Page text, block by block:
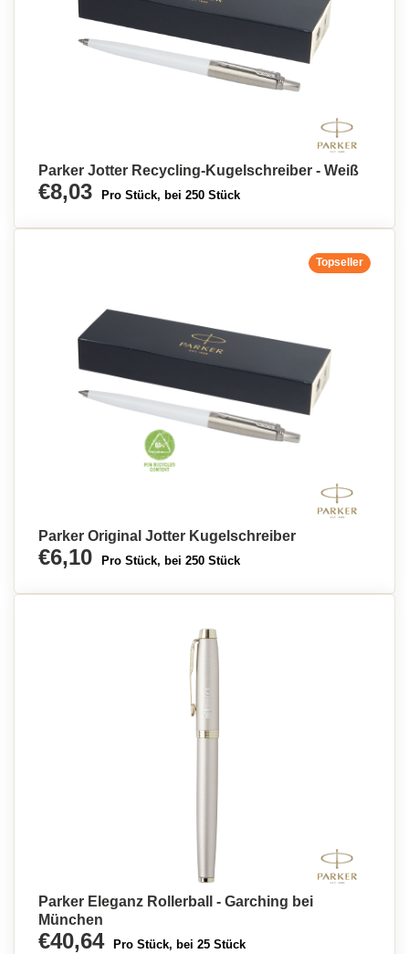
Parker Jotter Recycling-Kugelschreiber - Weiß
€8,03 Pro Stück, bei 250 Stück
Topseller
Parker Original Jotter Kugelschreiber
€6,10 Pro Stück, bei 250 Stück
Parker Eleganz Rollerball - Garching bei
München
€40,64 Pro Stück, bei 25 Stück